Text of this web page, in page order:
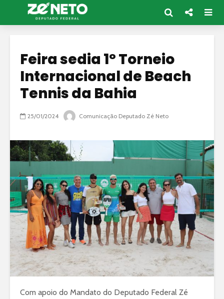
Feira sedia 1º Torneio
Internacional de Beach
Tennis da Bahia
25/01/2024 Comunicação Deputado Zé Neto
Com apoio do Mandato do Deputado Federal Zé